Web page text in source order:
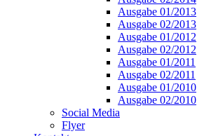
Ausgabe 01/2013
Ausgabe 02/2013
Ausgabe 01/2012
Ausgabe 02/2012
Ausgabe 01/2011
Ausgabe 02/2011
Ausgabe 01/2010
Ausgabe 02/2010
Social Media
Flyer